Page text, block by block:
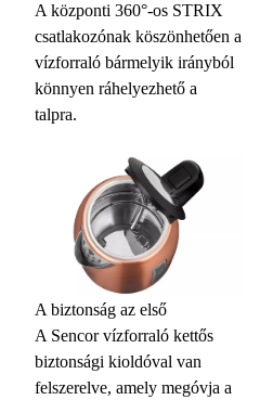
A központi 360°-os STRIX
csatlakozónak köszönhetően a
vízforraló bármelyik irányból
könnyen ráhelyezhető a
talpra.
A biztonság az első
A Sencor vízforraló kettős
biztonsági kioldóval van
felszerelve, amely megóvja a